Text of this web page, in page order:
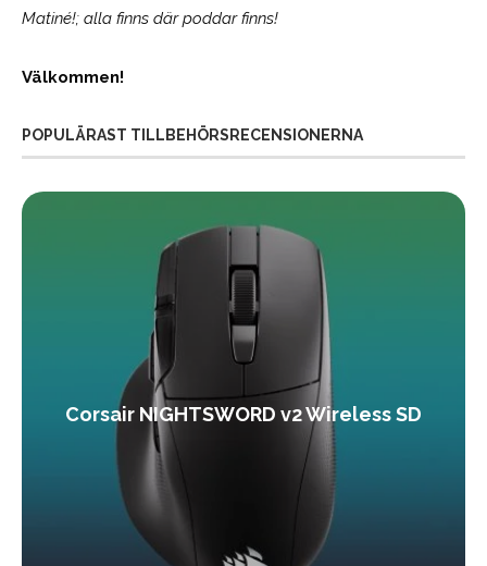
Matiné!; alla finns där poddar finns!
Välkommen!
POPULÄRAST TILLBEHÖRSRECENSIONERNA
Corsair NIGHTSWORD v2 Wireless SD